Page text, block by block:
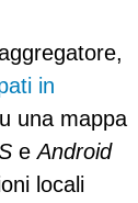
in
una mappa
eAndroid
locali